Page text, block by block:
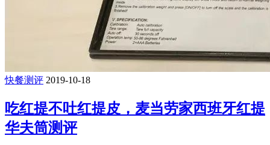
快餐测评 2019-10-18
吃红提不吐红提皮，麦当劳家西班牙红提
华夫筒测评